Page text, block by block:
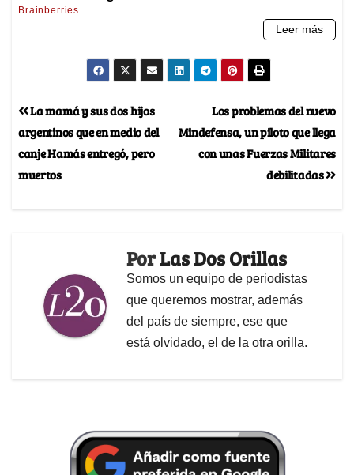
Los problemas del nuevo
Mindefensa, un piloto que llega
con unas Fuerzas Militares
debilitadas
La mamá y sus dos hijos
argentinos que en medio del
canje Hamás entregó, pero
muertos
PorLas Dos Orillas
Somos un equipo de periodistas
que queremos mostrar, además
del país de siempre, ese que
está olvidado, el de la otra orilla.